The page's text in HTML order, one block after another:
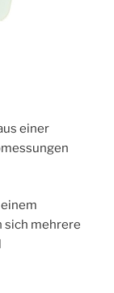
einer
sich mehrere